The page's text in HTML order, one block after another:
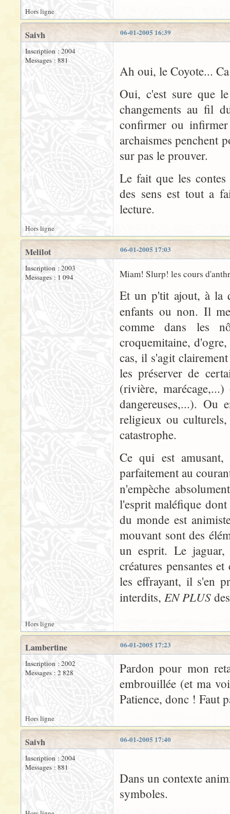
Hors ligne
06-01-2005 16:39
Saivh
Inscription : 2004
Messages : 881
Ah oui, le Coyote...
Oui, c'est sure que
changements au fil
confirmer ou
archaismes penchent
sur pas le prouver.
Le fait que les
des sens est tout a
lecture.
Hors ligne
06-01-2005 17:03
Melilot
Inscription : 2003
Messages : 1 094
Miam! Slurp! les cours
Et un p'tit ajout, à la
enfants ou non. Il
comme dans les
croquemitaine,
cas, il s'agit
les préserver de
(rivière,
dangereuses,...). Ou
religieux ou
catastrophe.
Ce qui est
parfaitement au
n'empèche
l'esprit maléfique
du monde est
mouvant sont des
un esprit. Le
créatures pensantes
les effrayant, il s'en
interdits, EN PLUS
Hors ligne
06-01-2005 17:23
Lambertine
Inscription : 2002
Messages : 2 828
Pardon pour mon
embrouillée (et ma
Patience, donc ! Faut
Hors ligne
06-01-2005 17:40
Saivh
Inscription : 2004
Messages : 881
Dans un contexte
symboles.